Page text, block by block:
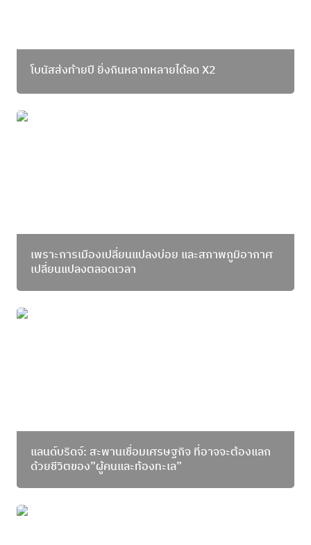
โบนัสส่งท้ายปี ยิ่งกินหลากหลายได้ลด X2
เพราะการเมืองเปลี่ยนแปลงบ่อย และสภาพภูมิอากาศ
เพราะการเมืองเปลี่ยนแปลงบ่อย และสภาพภูมิอากาศ
เปลี่ยนแปลงตลอดเวลา
แลนด์บริดจ์: สะพานเชื่อมเศรษฐกิจ ที่อาจจะต้องแลก
แลนด์บริดจ์: สะพานเชื่อมเศรษฐกิจ ที่อาจจะต้องแลก
ด้วยชีวิตของ”ผู้คนและท้องทะเล”
ผู้รักษาทะเลโดยธรรมชาติ